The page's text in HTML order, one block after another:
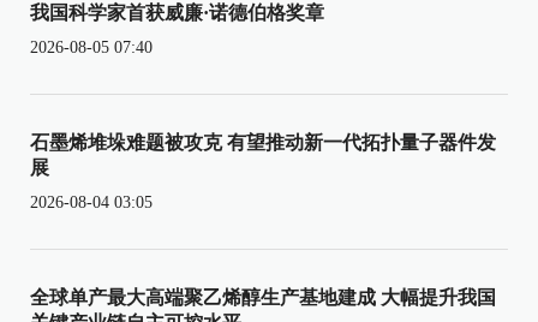
我国科学家首获威廉·诺德伯格奖章
2026-08-05 07:40
石墨烯堆垛难题被攻克 有望推动新一代拓扑量子器件发
展
2026-08-04 03:05
全球单产最大高端聚乙烯醇生产基地建成 大幅提升我国